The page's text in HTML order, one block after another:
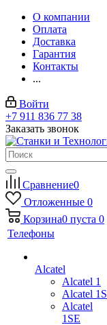
О компании
Оплата
Доставка
Гарантия
Контакты
...
Войти
+7 911 836 77 38
Заказать звонок
Сравнение0
Отложенные 0
Корзина0 пуста 0
Телефоны
Alcatel
Alcatel 1
Alcatel 1S
Alcatel
1SE